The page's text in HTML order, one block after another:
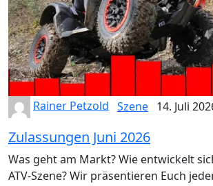
Rainer Petzold Szene 14. Juli
Zulassungen Juni 2026
Was geht am Markt? Wie entwickelt
ATV-Szene? Wir präsentieren Euch